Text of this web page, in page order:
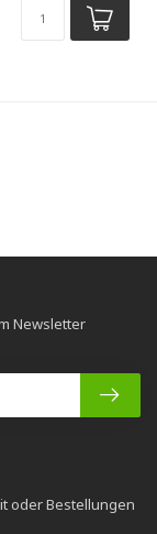
oder Bestellungen
Newsletter